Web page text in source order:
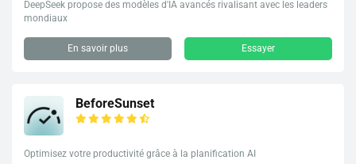
DeepSeek propose des modèles d'IA avancés rivalisant avec les leaders
mondiaux
En savoir plus Essayer
BeforeSunset
Optimisez votre productivité grâce à la planification AI